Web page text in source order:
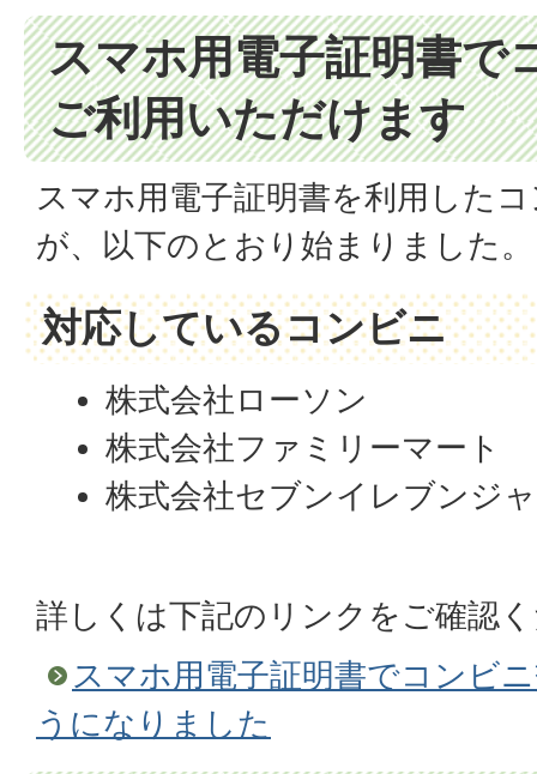
スマホ用電子証明書で
ご利用いただけます
スマホ用電子証明書を利用した
が、以下のとおり始まりました。
対応しているコンビニ
株式会社ローソン
株式会社ファミリーマート
株式会社セブンイレブンジ
詳しくは下記のリンクをご確認
スマホ用電子証明書でコンビ
うになりました